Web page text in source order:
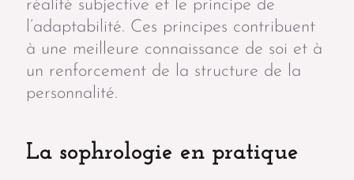
réalité subjective et le principe de
l’adaptabilité. Ces principes contribuent
à une meilleure connaissance de soi et à
un renforcement de la structure de la
personnalité.
La sophrologie en pratique